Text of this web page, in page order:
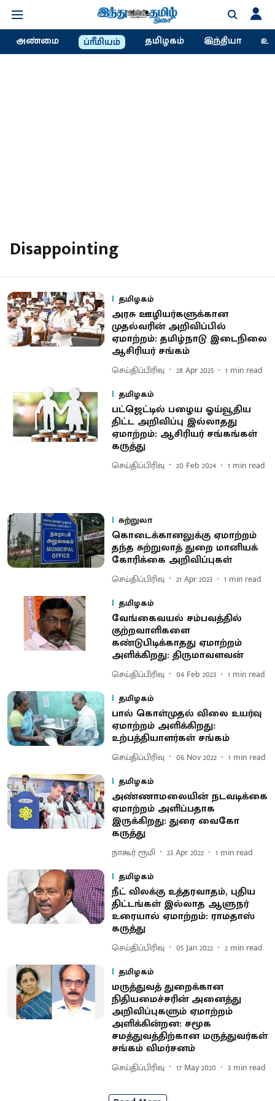
அண்மை ப்ரீமியம் தமிழகம் இந்தியா
Disappointing
தமிழகம்
அரசு ஊழியர்களுக்கான
முதல்வரின் அறிவிப்பில்
ஏமாற்றம்: தமிழ்நாடு இடைநிலை
ஆசிரியர் சங்கம்
செய்திப்பிரிவு 28 Apr 2025 1 min read
தமிழகம்
பட்ஜெட்டில் பழைய ஓய்வூதிய
திட்ட அறிவிப்பு இல்லாதது
ஏமாற்றம்: ஆசிரியர் சங்கங்கள்
கருத்து
செய்திப்பிரிவு 20 Feb 2024 1 min read
சுற்றுலா
கொடைக்கானலுக்கு ஏமாற்றம்
தந்த சுற்றுலாத் துறை மானியக்
கோரிக்கை அறிவிப்புகள்
செய்திப்பிரிவு 21 Apr 2023 1 min read
தமிழகம்
வேங்கைவயல் சம்பவத்தில்
குற்றவாளிகளை
கண்டுபிடிக்காதது ஏமாற்றம்
அளிக்கிறது: திருமாவளவன்
செய்திப்பிரிவு 04 Feb 2023 1 min read
தமிழகம்
பால் கொள்முதல் விலை உயர்வு
ஏமாற்றம் அளிக்கிறது:
உற்பத்தியாளர்கள் சங்கம்
செய்திப்பிரிவு 06 Nov 2022 1 min read
தமிழகம்
அண்ணாமலையின் நடவடிக்கை
ஏமாற்றம் அளிப்பதாக
இருக்கிறது: துரை வைகோ
கருத்து
நாகூர் ரூமி 23 Apr 2022 1 min read
தமிழகம்
நீட் விலக்கு உத்தரவாதம், புதிய
திட்டங்கள் இல்லாத ஆளுநர்
உரையால் ஏமாற்றம்: ராமதாஸ்
கருத்து
செய்திப்பிரிவு 05 Jan 2022 2 min read
தமிழகம்
மருத்துவத் துறைக்கான
நிதியமைச்சரின் அனைத்து
அறிவிப்புகளும் ஏமாற்றம்
அளிக்கின்றன: சமூக
சமத்துவத்திற்கான மருத்துவர்கள்
சங்கம் விமர்சனம்
செய்திப்பிரிவு 17 May 2020 3 min read